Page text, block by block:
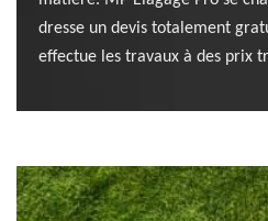
dresse un devis totalement
effectue les travaux à des prix